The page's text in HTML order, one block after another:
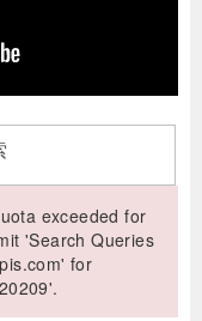
exceeded for
'Search Queries
for